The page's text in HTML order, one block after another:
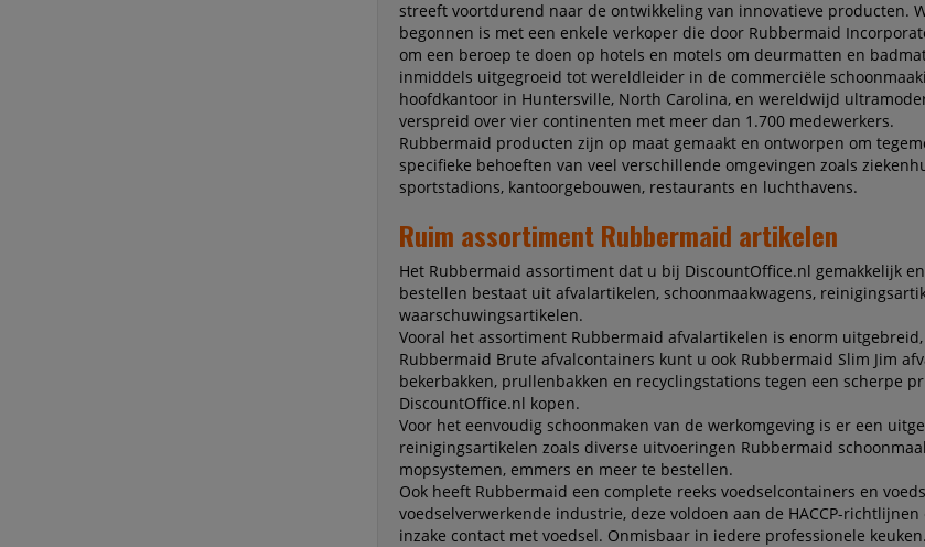
streeft voortdurend naar de ontwikkeling van innovatieve producten.
begonnen is met een enkele verkoper die door Rubbermaid
om een beroep te doen op hotels en motels om deurmatten en
inmiddels uitgegroeid tot wereldleider in de commerciële
hoofdkantoor in Huntersville, North Carolina, en wereldwijd
verspreid over vier continenten met meer dan 1.700 medewerkers.
Rubbermaid producten zijn op maat gemaakt en ontworpen om
specifieke behoeften van veel verschillende omgevingen zoals
sportstadions, kantoorgebouwen, restaurants en luchthavens.
Ruim assortiment Rubbermaid artikelen
Het Rubbermaid assortiment dat u bij DiscountOffice.nl gemakkelijk
bestellen bestaat uit afvalartikelen, schoonmaakwagens,
waarschuwingsartikelen.
Vooral het assortiment Rubbermaid afvalartikelen is enorm
Rubbermaid Brute afvalcontainers kunt u ook Rubbermaid Slim Jim
bekerbakken, prullenbakken en recyclingstations tegen een scherpe
DiscountOffice.nl kopen.
Voor het eenvoudig schoonmaken van de werkomgeving is er een
reinigingsartikelen zoals diverse uitvoeringen Rubbermaid
mopsystemen, emmers en meer te bestellen.
Ook heeft Rubbermaid een complete reeks voedselcontainers en
voedselverwerkende industrie, deze voldoen aan de HACCP-richtlijnen
inzake contact met voedsel. Onmisbaar in iedere professionele keuken.